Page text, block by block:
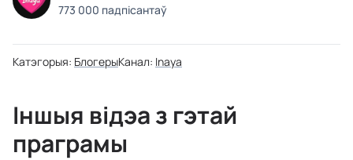
773 000 падпісантаў
Катэгорыя: БлогерыКанал: Inaya
Іншыя відэа з гэтай
праграмы